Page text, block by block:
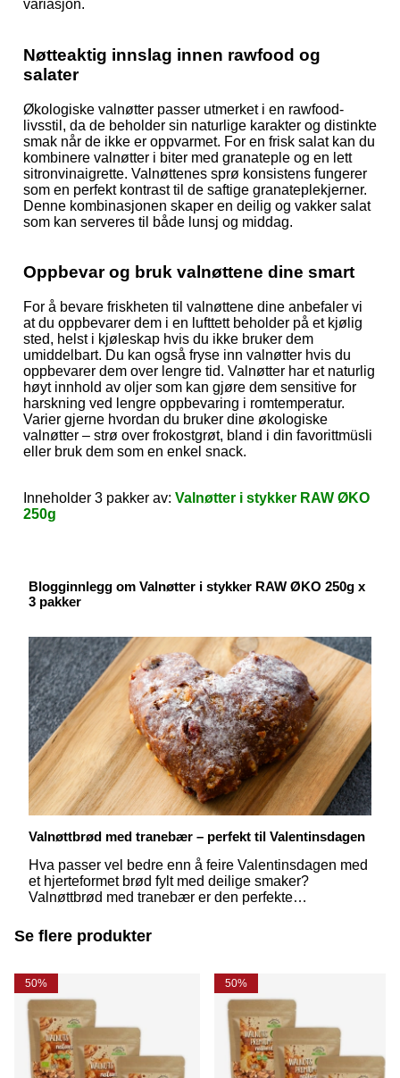
variasjon.
Nøtteaktig innslag innen rawfood og
salater
Økologiske valnøtter passer utmerket i en rawfood-
livsstil, da de beholder sin naturlige karakter og distinkte
smak når de ikke er oppvarmet. For en frisk salat kan du
kombinere valnøtter i biter med granateple og en lett
sitronvinaigrette. Valnøttenes sprø konsistens fungerer
som en perfekt kontrast til de saftige granateplekjerner.
Denne kombinasjonen skaper en deilig og vakker salat
som kan serveres til både lunsj og middag.
Oppbevar og bruk valnøttene dine smart
For å bevare friskheten til valnøttene dine anbefaler vi
at du oppbevarer dem i en lufttett beholder på et kjølig
sted, helst i kjøleskap hvis du ikke bruker dem
umiddelbart. Du kan også fryse inn valnøtter hvis du
oppbevarer dem over lengre tid. Valnøtter har et naturlig
høyt innhold av oljer som kan gjøre dem sensitive for
harskning ved lengre oppbevaring i romtemperatur.
Varier gjerne hvordan du bruker dine økologiske
valnøtter – strø over frokostgrøt, bland i din favorittmüsli
eller bruk dem som en enkel snack.
Inneholder 3 pakker av: Valnøtter i stykker RAW ØKO
250g
Blogginnlegg om Valnøtter i stykker RAW ØKO 250g x
3 pakker
Valnøttbrød med tranebær – perfekt til Valentinsdagen
Hva passer vel bedre enn å feire Valentinsdagen med
et hjerteformet brød fylt med deilige smaker?
Valnøttbrød med tranebær er den perfekte
vakre form er det både en kjærlighetsfull gest og en
nytelse for smaksløkene.
Se flere produkter
50% 50%